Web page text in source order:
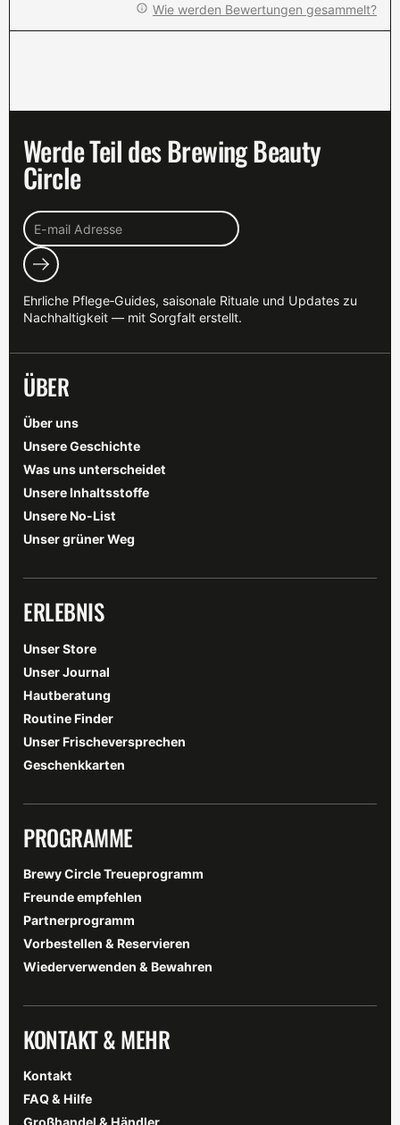
Wie werden Bewertungen gesammelt?
Werde Teil des Brewing Beauty
Circle
Abonnieren
Ehrliche Pflege‑Guides, saisonale Rituale und Updates zu
Nachhaltigkeit — mit Sorgfalt erstellt.
ÜBER
Über uns
Unsere Geschichte
Was uns unterscheidet
Unsere Inhaltsstoffe
Unsere No-List
Unser grüner Weg
ERLEBNIS
Unser Store
Unser Journal
Hautberatung
Routine Finder
Unser Frischeversprechen
Geschenkkarten
PROGRAMME
Brewy Circle Treueprogramm
Freunde empfehlen
Partnerprogramm
Vorbestellen & Reservieren
Wiederverwenden & Bewahren
KONTAKT & MEHR
Kontakt
FAQ & Hilfe
Großhandel & Händler